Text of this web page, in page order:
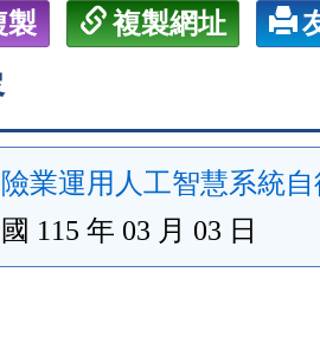
製 複製網址
業運用人工智慧系統
115 年 03 月 03 日